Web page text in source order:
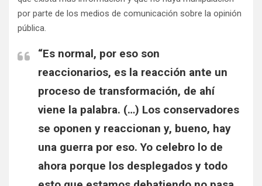
por parte de los medios de comunicación sobre la opinión
pública.
“Es normal, por eso son
reaccionarios, es la reacción ante un
proceso de transformación, de ahí
viene la palabra. (…) Los conservadores
se oponen y reaccionan y, bueno, hay
una guerra por eso. Yo celebro lo de
ahora porque los desplegados y todo